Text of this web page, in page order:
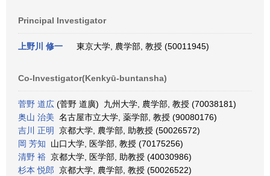
Principal Investigator
上野川 修一 東京大学, 農学部, 教授 (50011945)
Co-Investigator(Kenkyū-buntansha)
菅野 道広 (菅野 道廣) 九州大学, 農学部, 教授 (70038181)
奥山 治美 名古屋市立大学, 薬学部, 教授 (90080176)
吉川 正明
京都大学, 農学部, 助教授 (50026572)
岡 芳知 山口大学, 医学部, 教授 (70175256)
清野 裕 京都大学, 医学部, 助教授 (40030986)
杉本 悦郎 京都大学, 農学部, 教授 (50026522)